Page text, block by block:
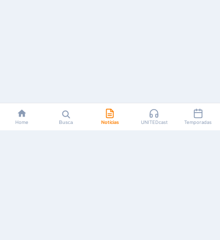
Home Busca Notícias UNITEDcast Temporadas